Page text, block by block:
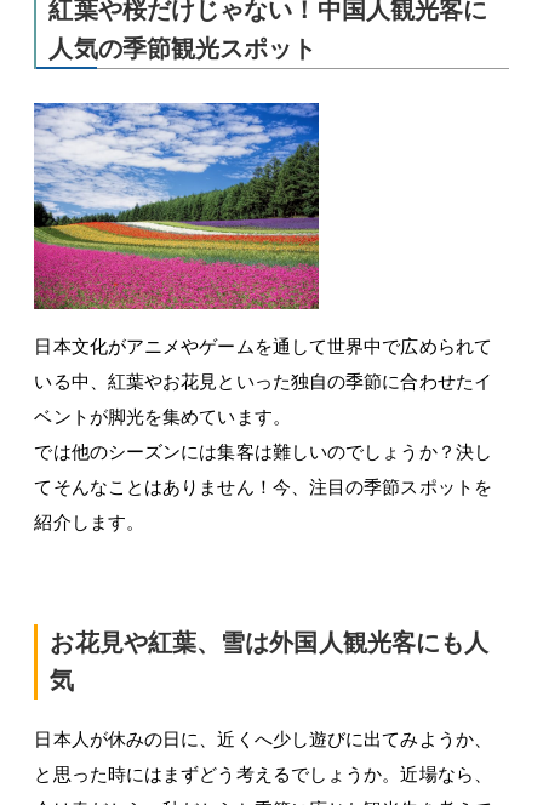
紅葉や桜だけじゃない！中国人観光客に
人気の季節観光スポット
日本文化がアニメやゲームを通して世界中で広められて
いる中、紅葉やお花見といった独自の季節に合わせたイ
ベントが脚光を集めています。
では他のシーズンには集客は難しいのでしょうか？決し
てそんなことはありません！今、注目の季節スポットを
紹介します。
お花見や紅葉、雪は外国人観光客にも人
気
日本人が休みの日に、近くへ少し遊びに出てみようか、
と思った時にはまずどう考えるでしょうか。近場なら、